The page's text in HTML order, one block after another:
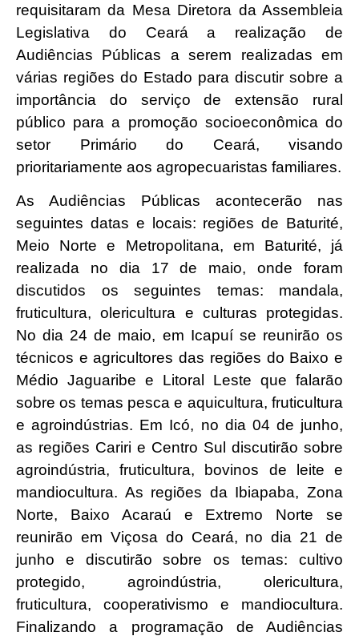
requisitaram da Mesa Diretora da Assembleia
Legislativa do Ceará a realização de
Audiências Públicas a serem realizadas em
várias regiões do Estado para discutir sobre a
importância do serviço de extensão rural
público para a promoção socioeconômica do
setor Primário do Ceará, visando
prioritariamente aos agropecuaristas familiares.
As Audiências Públicas acontecerão nas
seguintes datas e locais: regiões de Baturité,
Meio Norte e Metropolitana, em Baturité, já
realizada no dia 17 de maio, onde foram
discutidos os seguintes temas: mandala,
fruticultura, olericultura e culturas protegidas.
No dia 24 de maio, em Icapuí se reunirão os
técnicos e agricultores das regiões do Baixo e
Médio Jaguaribe e Litoral Leste que falarão
sobre os temas pesca e aquicultura, fruticultura
e agroindústrias. Em Icó, no dia 04 de junho,
as regiões Cariri e Centro Sul discutirão sobre
agroindústria, fruticultura, bovinos de leite e
mandiocultura. As regiões da Ibiapaba, Zona
Norte, Baixo Acaraú e Extremo Norte se
reunirão em Viçosa do Ceará, no dia 21 de
junho e discutirão sobre os temas: cultivo
protegido, agroindústria, olericultura,
fruticultura, cooperativismo e mandiocultura.
Finalizando a programação de Audiências